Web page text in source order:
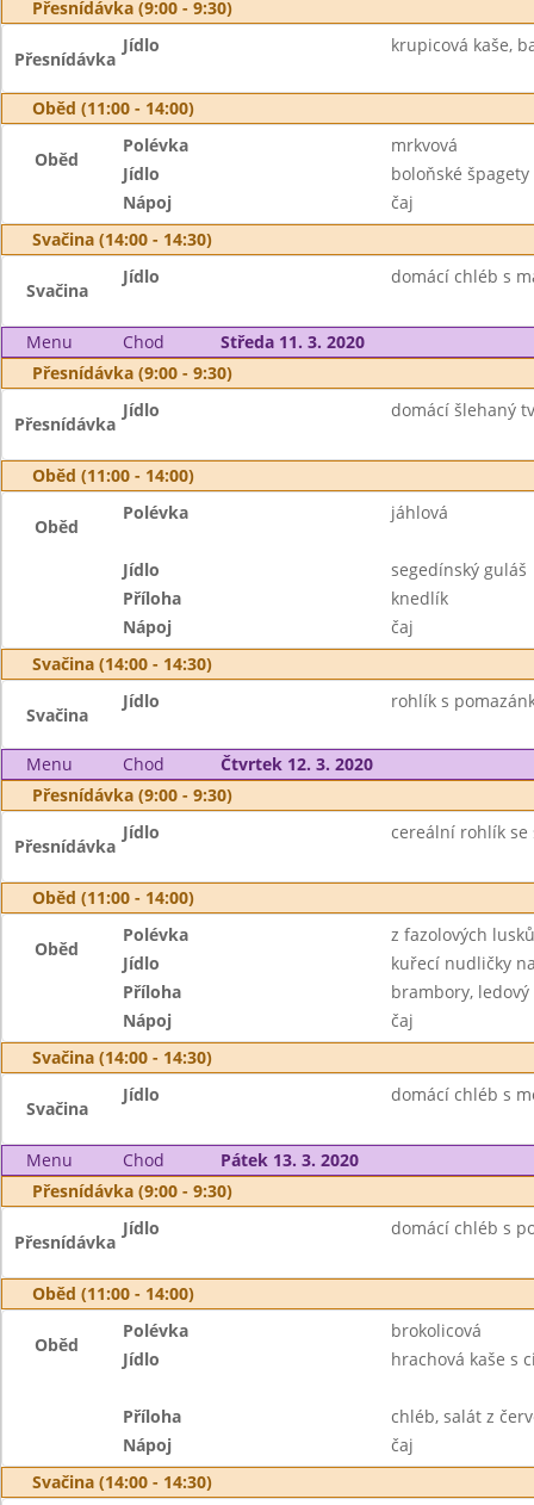
Přesnídávka (9:00 - 9:30)
Přesnídávka
Jídlo krupicová kaše,
Oběd (11:00 - 14:00)
Oběd
Polévka
mrkvová
Jídlo
boloňské špagety
Nápoj
čaj
Svačina (14:00 - 14:30)
Svačina
Jídlo domácí chléb s
Menu Chod
Středa 11. 3. 2020
Přesnídávka (9:00 - 9:30)
Přesnídávka
Jídlo domácí šlehaný
Oběd (11:00 - 14:00)
Oběd
Polévka jáhlová
Jídlo
segedínský guláš
Příloha
knedlík
Nápoj
čaj
Svačina (14:00 - 14:30)
Svačina
Jídlo rohlík s
Menu Chod
Čtvrtek 12. 3. 2020
Přesnídávka (9:00 - 9:30)
Přesnídávka
Jídlo cereální rohlík se
Oběd (11:00 - 14:00)
Oběd
Polévka
z fazolových lusků
Jídlo
kuřecí nudličky
Příloha
brambory, ledový
Nápoj
čaj
Svačina (14:00 - 14:30)
Svačina
Jídlo domácí chléb s
Menu Chod
Pátek 13. 3. 2020
Přesnídávka (9:00 - 9:30)
Přesnídávka
Jídlo domácí chléb s
Oběd (11:00 - 14:00)
Oběd
Polévka
brokolicová
Jídlo
hrachová kaše s
Příloha
chléb, salát z
Nápoj
čaj
Svačina (14:00 - 14:30)